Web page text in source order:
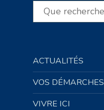
Rechercher
ACTUALITÉS
VOS DÉMARCHES
VIVRE ICI